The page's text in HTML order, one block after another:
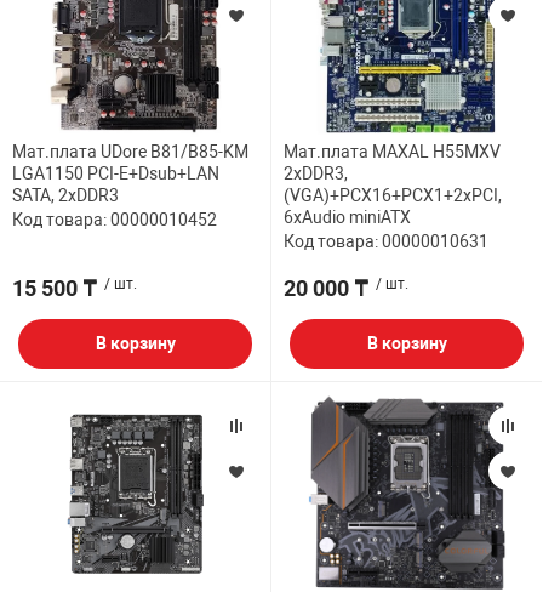
Мат.плата UDore B81/B85-KM
LGA1150 PCI-E+Dsub+LAN
SATA, 2xDDR3
Код товара: 00000010452
15 500 ₸ / шт.
В корзину
Мат.плата MAXAL H55MXV
2xDDR3,
(VGA)+PCX16+PCX1+2xPCI,
6xAudio miniATX
Код товара: 00000010631
20 000 ₸ / шт.
В корзину